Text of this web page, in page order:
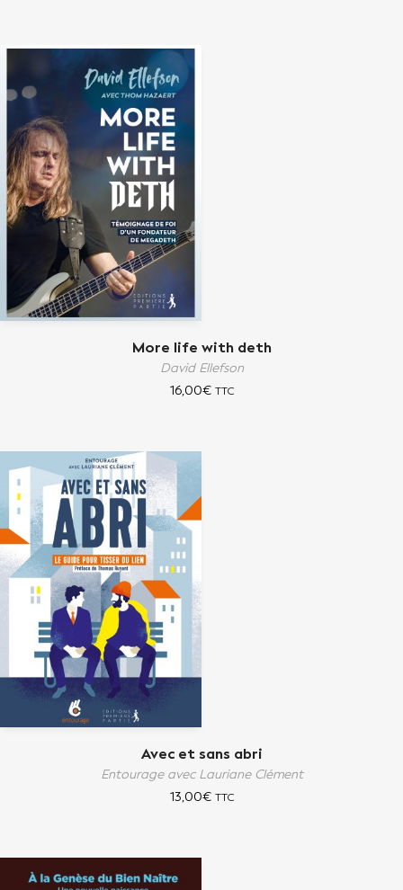
More life with deth
David Ellefson
16,00€ TTC
Avec et sans abri
Entourage avec Lauriane Clément
13,00€ TTC